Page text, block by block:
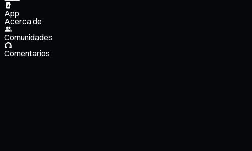
App
Acerca de
Comunidades
Comentarios